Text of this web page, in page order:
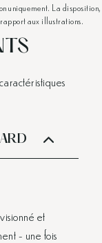
uniquement. La disposition,
aux illustrations.
et
- une fois